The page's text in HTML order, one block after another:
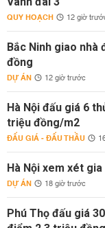
QUY HOẠCH 12 giờ
Bắc Ninh giao nhà
đồng
DỰ ÁN 12 giờ trước
Hà Nội đấu giá 6
triệu đồng/m2
ĐẤU GIÁ - ĐẤU THẦU
Hà Nội xem xét
DỰ ÁN 18 giờ trước
Phú Thọ đấu giá